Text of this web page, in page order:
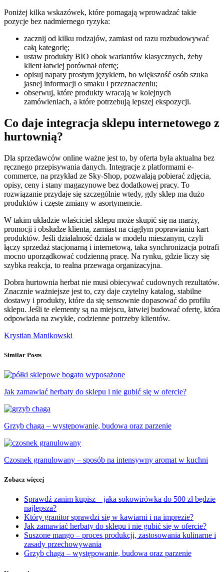
Poniżej kilka wskazówek, które pomagają wprowadzać takie
pozycje bez nadmiernego ryzyka:
zacznij od kilku rodzajów, zamiast od razu rozbudowywać
całą kategorię;
ustaw produkty BIO obok wariantów klasycznych, żeby
klient łatwiej porównał ofertę;
opisuj napary prostym językiem, bo większość osób szuka
jasnej informacji o smaku i przeznaczeniu;
obserwuj, które produkty wracają w kolejnych
zamówieniach, a które potrzebują lepszej ekspozycji.
Co daje integracja sklepu internetowego z
hurtownią?
Dla sprzedawców online ważne jest to, by oferta była aktualna bez
ręcznego przepisywania danych. Integracje z platformami e-
commerce, na przykład ze Sky-Shop, pozwalają pobierać zdjęcia,
opisy, ceny i stany magazynowe bez dodatkowej pracy. To
rozwiązanie przydaje się szczególnie wtedy, gdy sklep ma dużo
produktów i częste zmiany w asortymencie.
W takim układzie właściciel sklepu może skupić się na marży,
promocji i obsłudze klienta, zamiast na ciągłym poprawianiu kart
produktów. Jeśli działalność działa w modelu mieszanym, czyli
łączy sprzedaż stacjonarną i internetową, taka synchronizacja potrafi
mocno uporządkować codzienną pracę. Na rynku, gdzie liczy się
szybka reakcja, to realna przewaga organizacyjna.
Dobra hurtownia herbat nie musi obiecywać cudownych rezultatów.
Znacznie ważniejsze jest to, czy daje czytelny katalog, stabilne
dostawy i produkty, które da się sensownie dopasować do profilu
sklepu. Jeśli te elementy są na miejscu, łatwiej budować ofertę, która
odpowiada na zwykłe, codzienne potrzeby klientów.
Krystian Manikowski
Similar Posts
Jak zamawiać herbaty do sklepu i nie gubić się w ofercie?
Grzyb chaga – występowanie, budowa oraz parzenie
Czosnek granulowany – sposób na intensywny aromat w kuchni
Zobacz więcej
Sprawdź zanim kupisz – jaka sokowirówka do 500 zł będzie
najlepsza?
Który granitor sprawdzi się w kawiarni i na imprezie?
Jak zamawiać herbaty do sklepu i nie gubić się w ofercie?
Suszone mango – proces produkcji, zastosowania kulinarne i
zasady przechowywania
Grzyb chaga – występowanie, budowa oraz parzenie